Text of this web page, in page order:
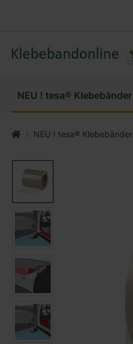
NEU ! tesa® Klebebänder
NEU ! tesa® Klebebänder